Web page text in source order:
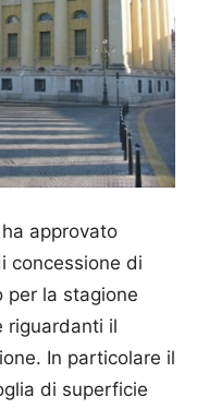
approvato
concessione di
per la stagione
riguardanti il
In particolare il
di superficie